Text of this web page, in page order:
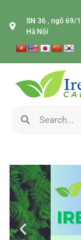
SN 36 , ngõ 69/
Hà Nội